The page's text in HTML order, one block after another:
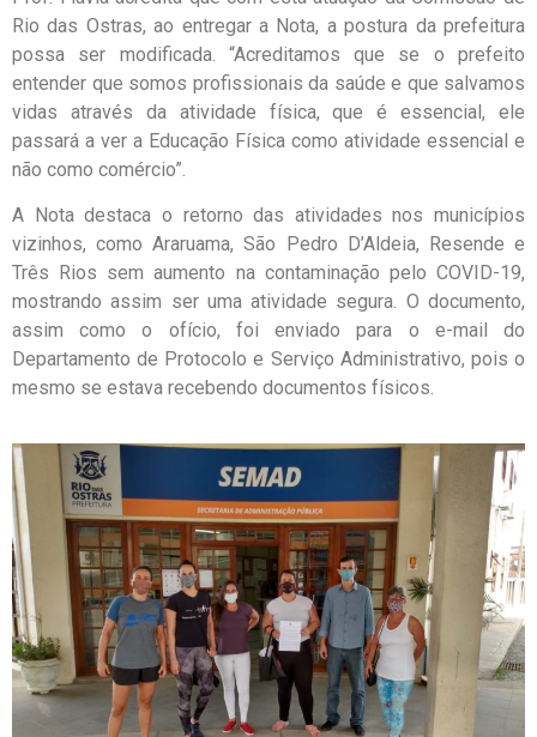
Rio das Ostras, ao entregar a Nota, a postura da prefeitura
possa ser modificada. “Acreditamos que se o prefeito
entender que somos profissionais da saúde e que salvamos
vidas através da atividade física, que é essencial, ele
passará a ver a Educação Física como atividade essencial e
não como comércio”.
A Nota destaca o retorno das atividades nos municípios
vizinhos, como Araruama, São Pedro D’Aldeia, Resende e
Três Rios sem aumento na contaminação pelo COVID-19,
mostrando assim ser uma atividade segura. O documento,
assim como o ofício, foi enviado para o e-mail do
Departamento de Protocolo e Serviço Administrativo, pois o
mesmo se estava recebendo documentos físicos.